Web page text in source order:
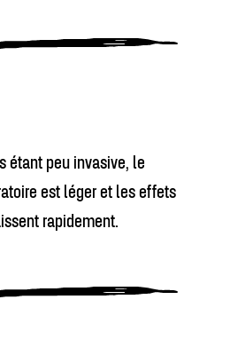
étant peu invasive, le
est léger et les effets
rapidement.